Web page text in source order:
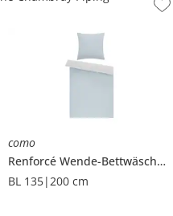
como
Renforcé Wende-Bettwäsche
BL 135|200 cm